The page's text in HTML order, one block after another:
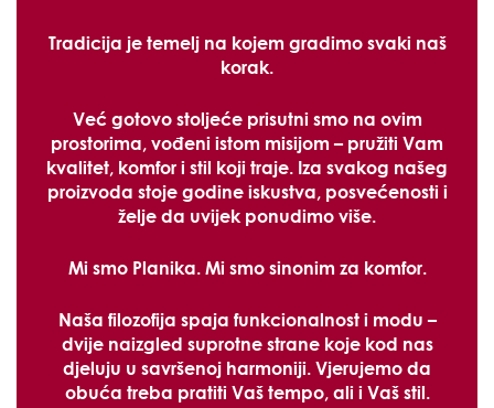
Tradicija je temelj na kojem gradimo svaki naš
korak.
Već gotovo stoljeće prisutni smo na ovim
prostorima, vođeni istom misijom – pružiti Vam
kvalitet, komfor i stil koji traje. Iza svakog našeg
proizvoda stoje godine iskustva, posvećenosti i
želje da uvijek ponudimo više.
Mi smo Planika. Mi smo sinonim za komfor.
Naša filozofija spaja funkcionalnost i modu –
dvije naizgled suprotne strane koje kod nas
djeluju u savršenoj harmoniji. Vjerujemo da
obuća treba pratiti Vaš tempo, ali i Vaš stil.